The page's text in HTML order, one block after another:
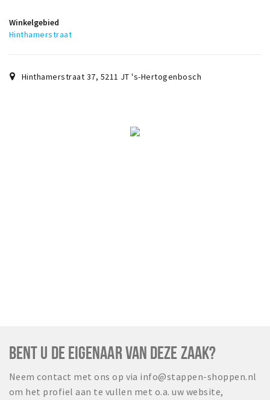
Andere City Apps
Winkelgebied
Hinthamerstraat
Hinthamerstraat 37, 5211 JT 's-Hertogenbosch
BENT U DE EIGENAAR VAN DEZE ZAAK?
Neem contact met ons op via info@stappen-shoppen.nl
om het profiel aan te vullen met o.a. uw website,